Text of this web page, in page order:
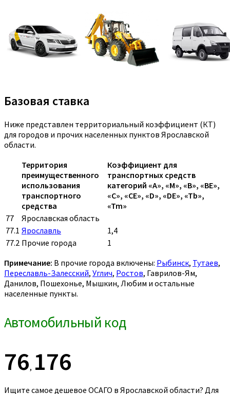
Базовая ставка
Ниже представлен территориальный коэффициент (КТ)
для городов и прочих населенных пунктов Ярославской
области.
Территория
преимущественного
использования
транспортного
средства
Коэффициент для
транспортных средств
категорий «A», «M», «B», «BE»,
«C», «CE», «D», «DE», «Tb»,
«Tm»
77
Ярославская область
77.1 Ярославль
1,4
77.2 Прочие города
1
Примечание: В прочие города включены: Рыбинск, Тутаев,
Переславль-Залесский, Углич, Ростов, Гаврилов-Ям,
Данилов, Пошехонье, Мышкин, Любим и остальные
населенные пункты.
Автомобильный код
76, 176
Ищите самое дешевое ОСАГО в Ярославской области? Для